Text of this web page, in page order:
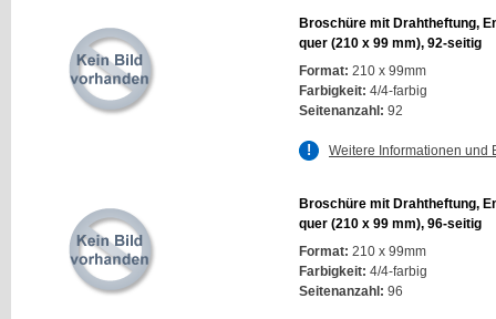
Broschüre mit Drahtheftung,
quer (210 x 99 mm), 92-seitig
Format: 210 x 99mm
Farbigkeit: 4/4-farbig
Seitenanzahl: 92
Weitere Informationen und
Broschüre mit Drahtheftung,
quer (210 x 99 mm), 96-seitig
Format: 210 x 99mm
Farbigkeit: 4/4-farbig
Seitenanzahl: 96